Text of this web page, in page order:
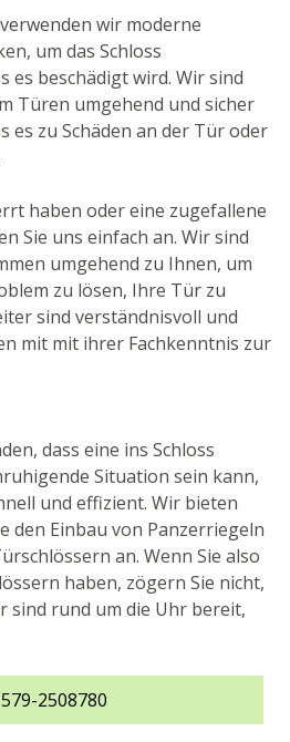
wir moderne
um das Schloss
es beschädigt wird. Wir sind
Türen umgehend und sicher
es zu Schäden an der Tür oder
haben oder eine zugefallene
Sie uns einfach an. Wir sind
umgehend zu Ihnen, um
zu lösen, Ihre Tür zu
sind verständnisvoll und
mit mit ihrer Fachkenntnis zur
dass eine ins Schloss
Situation sein kann,
und effizient. Wir bieten
den Einbau von Panzerriegeln
an. Wenn Sie also
haben, zögern Sie nicht,
sind rund um die Uhr bereit,
2508780